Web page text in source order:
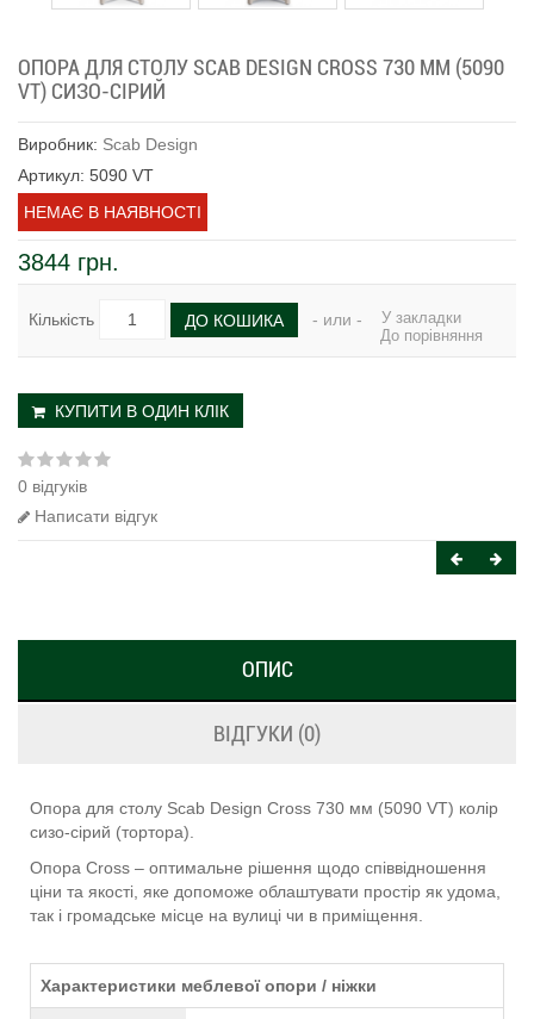
ОПОРА ДЛЯ СТОЛУ SCAB DESIGN CROSS 730 ММ (5090
VT) СИЗО-СІРИЙ
Виробник: Scab Design
Артикул: 5090 VT
НЕМАЄ В НАЯВНОСТІ
3844 грн.
Кількість ДО КОШИКА - или -
У закладки
До порівняння
КУПИТИ В ОДИН КЛІК
0 відгуків
Написати відгук
ОПИС
ВІДГУКИ (0)
Опора для столу Scab Design Cross 730 мм (5090 VT) колір
сизо-сірий (тортора).
Опора Сross – оптимальне рішення щодо співвідношення
ціни та якості, яке допоможе облаштувати простір як удома,
так і громадське місце на вулиці чи в приміщення.
Характеристики меблевої опори / ніжки